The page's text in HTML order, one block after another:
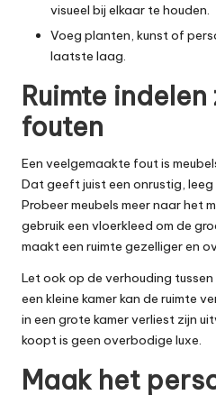
visueel bij elkaar te houden.
Voeg planten, kunst of
laatste laag.
Ruimte
fouten
Een veelgemaakte fout is
Dat geeft juist een onrustig,
Probeer meubels meer naar het
gebruik een vloerkleed om de
maakt een ruimte gezelliger en
Let ook op de verhouding tussen
een kleine kamer kan de ruimte
in een grote kamer verliest zijn
koopt is geen overbodige luxe.
Maak het